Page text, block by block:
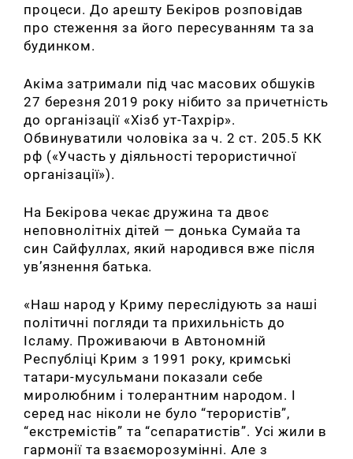
процеси. До арешту Бекіров розповідав
про стеження за його пересуванням та за
будинком.
Акіма затримали під час масових обшуків
27 березня 2019 року нібито за причетність
до організації «Хізб ут-Тахрір».
Обвинуватили чоловіка за ч. 2 ст. 205.5 КК
рф («Участь у діяльності терористичної
організації»).
На Бекірова чекає дружина та двоє
неповнолітніх дітей — донька Сумайа та
син Сайфуллах, який народився вже після
ув’язнення батька.
«Наш народ у Криму переслідують за наші
політичні погляди та прихильність до
Ісламу. Проживаючи в Автономній
Республіці Крим з 1991 року, кримські
татари-мусульмани показали себе
миролюбним і толерантним народом. І
серед нас ніколи не було “терористів”,
“екстремістів” та “сепаратистів”. Усі жили в
гармонії та взаєморозумінні. Але з